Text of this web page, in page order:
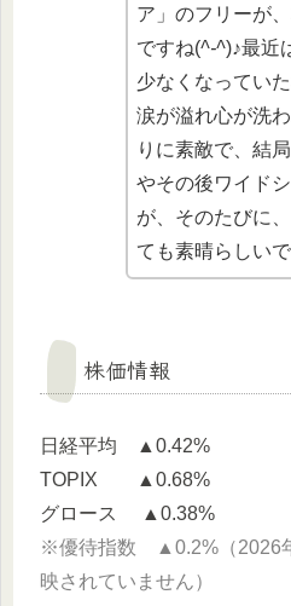
ア」のフリーが
ですね(^-^)♪最近
少なくなってい
涙が溢れ心が洗
りに素敵で、結
やその後ワイド
が、そのたびに
ても素晴らしい
株価情報
日経平均 ▲0.42%
TOPIX ▲0.68%
グロース ▲0.38%
※優待指数 ▲0.2%（2026
映されていません）